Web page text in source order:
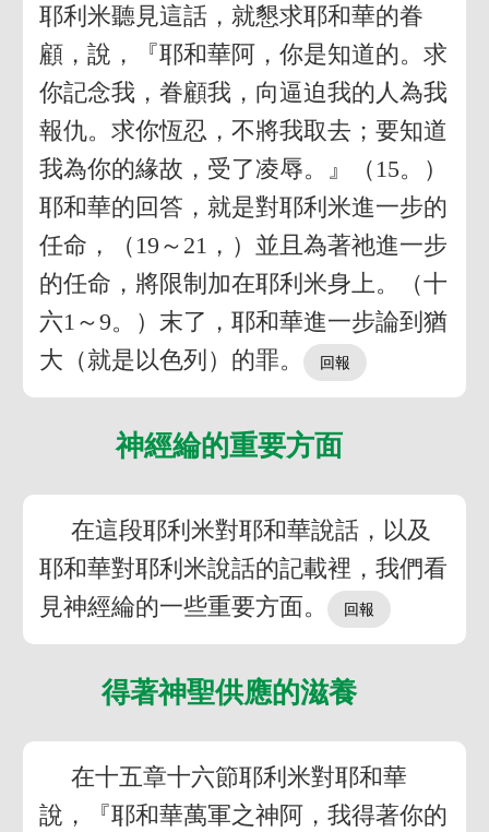
耶利米聽見這話，就懇求耶和華的眷
顧，說，『耶和華阿，你是知道的。求
你記念我，眷顧我，向逼迫我的人為我
報仇。求你恆忍，不將我取去；要知道
我為你的緣故，受了凌辱。』（15。）
耶和華的回答，就是對耶利米進一步的
任命，（19～21，）並且為著祂進一步
的任命，將限制加在耶利米身上。（十
六1～9。）末了，耶和華進一步論到猶
大（就是以色列）的罪。
神經綸的重要方面
在這段耶利米對耶和華說話，以及
耶和華對耶利米說話的記載裡，我們看
見神經綸的一些重要方面。
得著神聖供應的滋養
在十五章十六節耶利米對耶和華
說，『耶和華萬軍之神阿，我得著你的